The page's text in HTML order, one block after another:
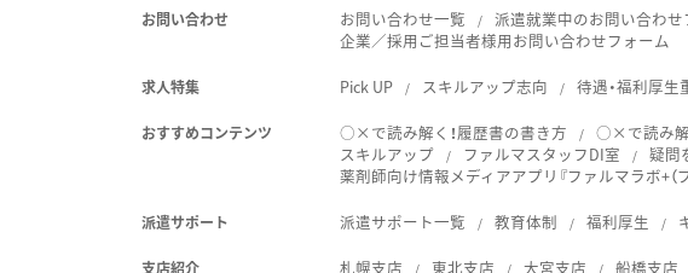
お問い合わせ お問い合わせ一覧 派遣就業中のお問い合わせ
企業／採用ご担当者様用お問い合わせフォーム
求人特集 Pick UP スキルアップ志向 待遇・福利厚生
おすすめコンテンツ ○×で読み解く！履歴書の書き方 ○×で読み解
スキルアップ
ファルマスタッフDI室 疑問
薬剤師向け情報メディアアプリ『ファルマラボ+（プ
派遣サポート 派遣サポート一覧 教育体制 福利厚生
支店紹介 札幌支店 東北支店 大宮支店 船橋支店